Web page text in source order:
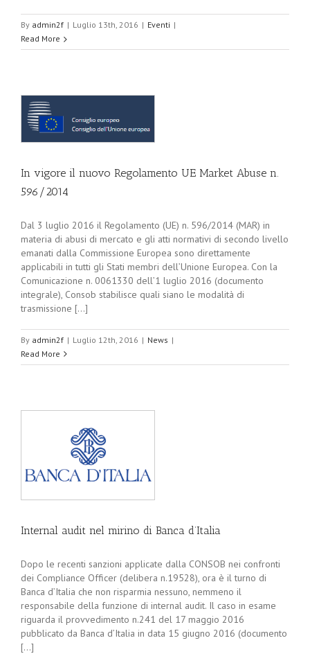
By admin2f | Luglio 13th, 2016 | Eventi |
Read More
In vigore il nuovo Regolamento UE Market Abuse n.
596/2014
Dal 3 luglio 2016 il Regolamento (UE) n. 596/2014 (MAR) in
materia di abusi di mercato e gli atti normativi di secondo livello
emanati dalla Commissione Europea sono direttamente
applicabili in tutti gli Stati membri dell’Unione Europea. Con la
Comunicazione n. 0061330 dell’1 luglio 2016 (documento
integrale), Consob stabilisce quali siano le modalità di
trasmissione [...]
By admin2f | Luglio 12th, 2016 | News |
Read More
Internal audit nel mirino di Banca d’Italia
Dopo le recenti sanzioni applicate dalla CONSOB nei confronti
dei Compliance Officer (delibera n.19528), ora è il turno di
Banca d’Italia che non risparmia nessuno, nemmeno il
responsabile della funzione di internal audit. Il caso in esame
riguarda il provvedimento n.241 del 17 maggio 2016
pubblicato da Banca d’Italia in data 15 giugno 2016 (documento
[...]